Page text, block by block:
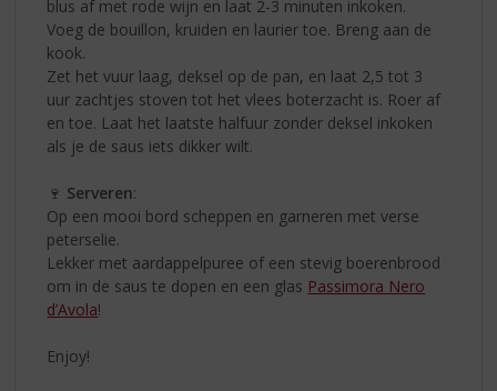
blus af met rode wijn en laat 2-3 minuten inkoken.
Voeg de bouillon, kruiden en laurier toe. Breng aan de
kook.
Zet het vuur laag, deksel op de pan, en laat 2,5 tot 3
uur zachtjes stoven tot het vlees boterzacht is. Roer af
en toe. Laat het laatste halfuur zonder deksel inkoken
als je de saus iets dikker wilt.
🍷 Serveren:
Op een mooi bord scheppen en garneren met verse
peterselie.
Lekker met aardappelpuree of een stevig boerenbrood
om in de saus te dopen en een glas Passimora Nero
d’Avola!
Enjoy!